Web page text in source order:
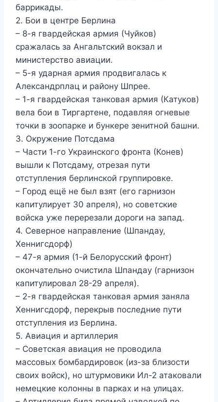
баррикады.
2. Бои в центре Берлина
– 8-я гвардейская армия (Чуйков)
сражалась за Ангальтский вокзал и
министерство авиации.
– 5-я ударная армия продвигалась к
Александрплац и району Шпрее.
– 1-я гвардейская танковая армия (Катуков)
вела бои в Тиргартене, подавляя огневые
точки в зоопарке и бункере зенитной башни.
3. Окружение Потсдама
– Части 1-го Украинского фронта (Конев)
вышли к Потсдаму, отрезая пути
отступления берлинской группировке.
– Город ещё не был взят (его гарнизон
капитулирует 30 апреля), но советские
войска уже перерезали дороги на запад.
4. Северное направление (Шпандау,
Хеннигсдорф)
– 47-я армия (1-й Белорусский фронт)
окончательно очистила Шпандау (гарнизон
капитулировал 28-29 апреля).
– 2-я гвардейская танковая армия заняла
Хеннигсдорф, перекрыв последние пути
отступления из Берлина.
5. Авиация и артиллерия
– Советская авиация не проводила
массовых бомбардировок (из-за близости
своих войск), но штурмовики Ил-2 атаковали
немецкие колонны в парках и на улицах.